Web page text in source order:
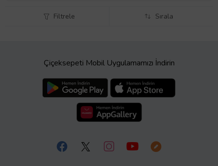
Filtrele Sırala
Çiçeksepeti Mobil Uygulamamızı İndirin